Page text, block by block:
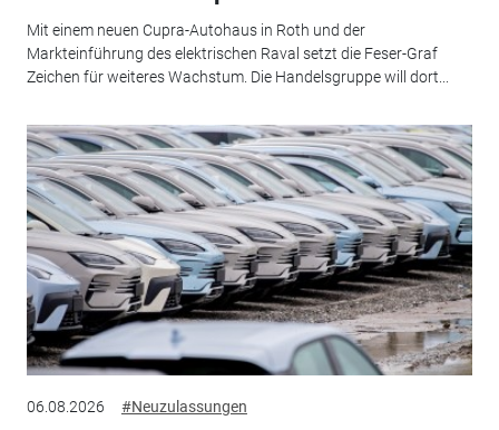
Mit einem neuen Cupra-Autohaus in Roth und der
Markteinführung des elektrischen Raval setzt die Feser-Graf
Zeichen für weiteres Wachstum. Die Handelsgruppe will dort...
06.08.2026 #Neuzulassungen